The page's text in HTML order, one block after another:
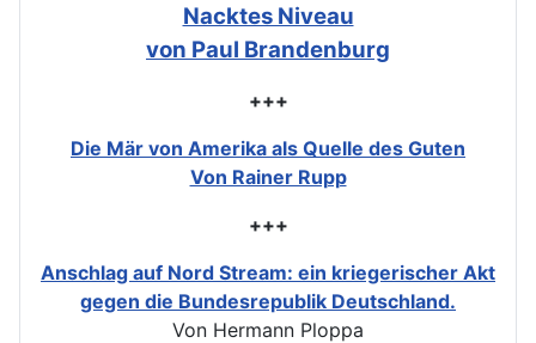
Nacktes Niveau
von Paul Brandenburg
+++
Die Mär von Amerika als Quelle des Guten
Von Rainer Rupp
+++
Anschlag auf Nord Stream: ein kriegerischer Akt
gegen die Bundesrepublik Deutschland.
Von Hermann Ploppa